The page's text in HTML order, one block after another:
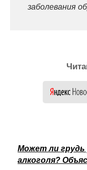
заболевания
Может ли грудь
алкоголя?